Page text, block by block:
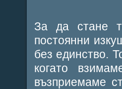
За да стане
постоянни
без единство.
когато
възприемаме